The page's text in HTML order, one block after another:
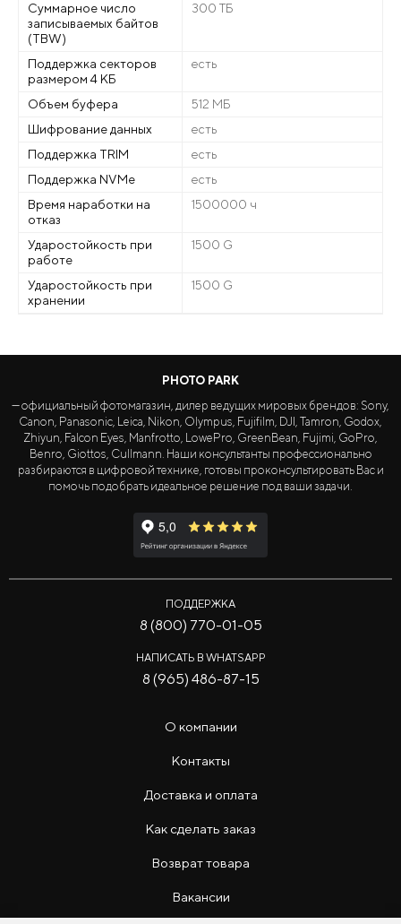
Суммарное число
записываемых байтов
(TBW)
300 ТБ
Поддержка секторов
размером 4 КБ
есть
Объем буфера
512 МБ
Шифрование данных
есть
Поддержка TRIM
есть
Поддержка NVMe
есть
Время наработки на
отказ
1500000 ч
Ударостойкость при
работе
1500 G
Ударостойкость при
хранении
1500 G
PHOTO PARK
— официальный фотомагазин, дилер ведущих мировых брендов: Sony,
Canon, Panasonic, Leica, Nikon, Olympus, Fujifilm, DJI, Tamron, Godox,
Zhiyun, Falcon Eyes, Manfrotto, LowePro, GreenBean, Fujimi, GoPro,
Benro, Giottos, Cullmann. Наши консультанты профессионально
разбираются в цифровой технике, готовы проконсультировать Вас и
помочь подобрать идеальное решение под ваши задачи.
ПОДДЕРЖКА
8 (800) 770-01-05
НАПИСАТЬ В WHATSAPP
8 (965) 486-87-15
О компании
Контакты
Доставка и оплата
Как сделать заказ
Возврат товара
Вакансии